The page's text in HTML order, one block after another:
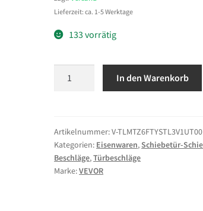
Lieferzeit: ca. 1-5 Werktage
133 vorrätig
mm,
Schiebetürschiene
mit
Soft-
In den Warenkorb
Artikelnummer:V-
Kategorien: Eisenwaren,Schiebetür-
Beschläge,Türbeschläge
Marke:VEVOR